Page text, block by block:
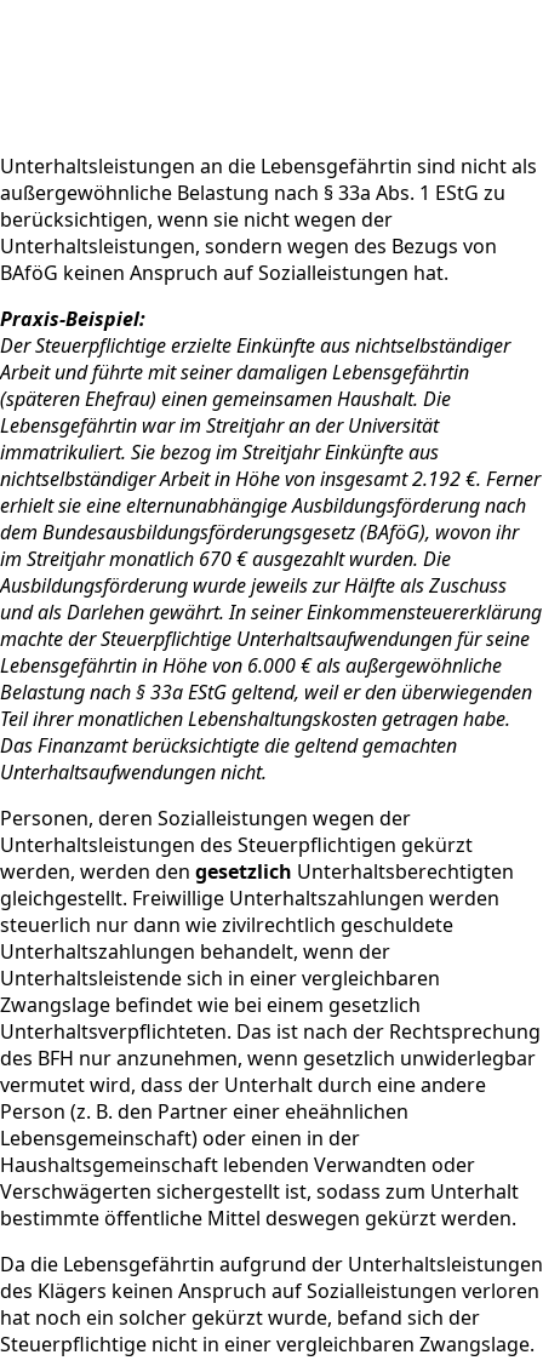
Unterhaltsleistungen an die Lebensgefährtin sind nicht als
außergewöhnliche Belastung nach § 33a Abs. 1 EStG zu
berücksichtigen, wenn sie nicht wegen der
Unterhaltsleistungen, sondern wegen des Bezugs von
BAföG keinen Anspruch auf Sozialleistungen hat.
Praxis-Beispiel:
Der Steuerpflichtige erzielte Einkünfte aus nichtselbständiger
Arbeit und führte mit seiner damaligen Lebensgefährtin
(späteren Ehefrau) einen gemeinsamen Haushalt. Die
Lebensgefährtin war im Streitjahr an der Universität
immatrikuliert. Sie bezog im Streitjahr Einkünfte aus
nichtselbständiger Arbeit in Höhe von insgesamt 2.192 €. Ferner
erhielt sie eine elternunabhängige Ausbildungsförderung nach
dem Bundesausbildungsförderungsgesetz (BAföG), wovon ihr
im Streitjahr monatlich 670 € ausgezahlt wurden. Die
Ausbildungsförderung wurde jeweils zur Hälfte als Zuschuss
und als Darlehen gewährt. In seiner Einkommensteuererklärung
machte der Steuerpflichtige Unterhaltsaufwendungen für seine
Lebensgefährtin in Höhe von 6.000 € als außergewöhnliche
Belastung nach § 33a EStG geltend, weil er den überwiegenden
Teil ihrer monatlichen Lebenshaltungskosten getragen habe.
Das Finanzamt berücksichtigte die geltend gemachten
Unterhaltsaufwendungen nicht.
Personen, deren Sozialleistungen wegen der
Unterhaltsleistungen des Steuerpflichtigen gekürzt
werden, werden den gesetzlich Unterhaltsberechtigten
gleichgestellt. Freiwillige Unterhaltszahlungen werden
steuerlich nur dann wie zivilrechtlich geschuldete
Unterhaltszahlungen behandelt, wenn der
Unterhaltsleistende sich in einer vergleichbaren
Zwangslage befindet wie bei einem gesetzlich
Unterhaltsverpflichteten. Das ist nach der Rechtsprechung
des BFH nur anzunehmen, wenn gesetzlich unwiderlegbar
vermutet wird, dass der Unterhalt durch eine andere
Person (z. B. den Partner einer eheähnlichen
Lebensgemeinschaft) oder einen in der
Haushaltsgemeinschaft lebenden Verwandten oder
Verschwägerten sichergestellt ist, sodass zum Unterhalt
bestimmte öffentliche Mittel deswegen gekürzt werden.
Da die Lebensgefährtin aufgrund der Unterhaltsleistungen
des Klägers keinen Anspruch auf Sozialleistungen verloren
hat noch ein solcher gekürzt wurde, befand sich der
Steuerpflichtige nicht in einer vergleichbaren Zwangslage.